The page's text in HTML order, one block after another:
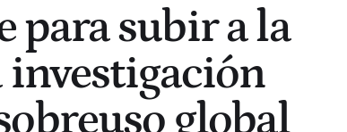
para subir a la
investigación
global